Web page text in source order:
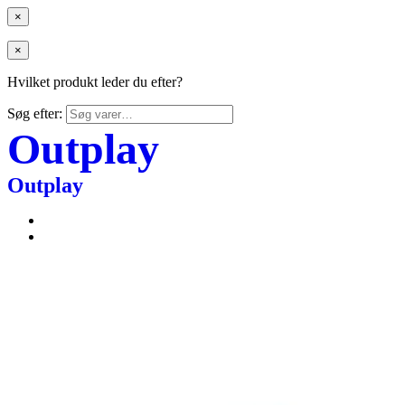
×
×
Hvilket produkt leder du efter?
Søg efter:
Outplay
Outplay